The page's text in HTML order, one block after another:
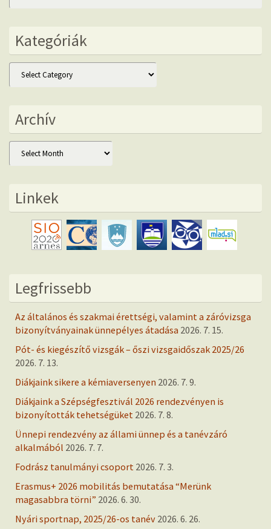
Kategóriák
Kategóriák
Archív
Archív
Linkek
Legfrissebb
Az általános és szakmai érettségi, valamint a záróvizsga
bizonyítványainak ünnepélyes átadása 2026. 7. 15.
Pót- és kiegészítő vizsgák – őszi vizsgaidőszak 2025/26
2026. 7. 13.
Diákjaink sikere a kémiaversenyen 2026. 7. 9.
Diákjaink a Szépségfesztivál 2026 rendezvényen is
bizonyították tehetségüket 2026. 7. 8.
Ünnepi rendezvény az állami ünnep és a tanévzáró
alkalmából 2026. 7. 7.
Fodrász tanulmányi csoport 2026. 7. 3.
Erasmus+ 2026 mobilitás bemutatása “Merünk
magasabbra törni” 2026. 6. 30.
Nyári sportnap, 2025/26-os tanév 2026. 6. 26.